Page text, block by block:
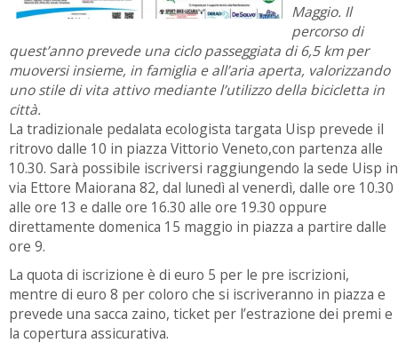
Maggio. Il
percorso di
quest’anno prevede una ciclo passeggiata di 6,5 km per
muoversi insieme, in famiglia e all’aria aperta, valorizzando
uno stile di vita attivo mediante l’utilizzo della bicicletta in
città.
La tradizionale pedalata ecologista targata Uisp prevede il
ritrovo dalle 10 in piazza Vittorio Veneto,con partenza alle
10.30. Sarà possibile iscriversi raggiungendo la sede Uisp in
via Ettore Maiorana 82, dal lunedì al venerdì, dalle ore 10.30
alle ore 13 e dalle ore 16.30 alle ore 19.30 oppure
direttamente domenica 15 maggio in piazza a partire dalle
ore 9.
La quota di iscrizione è di euro 5 per le pre iscrizioni,
mentre di euro 8 per coloro che si iscriveranno in piazza e
prevede una sacca zaino, ticket per l’estrazione dei premi e
la copertura assicurativa.